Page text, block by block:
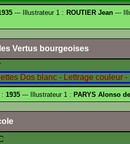
--- Illustrateur 1 : ROUTIER Jean---
Vertus bourgeoises
: 1935 --- Illustrateur 1 : PARYS Alonso de